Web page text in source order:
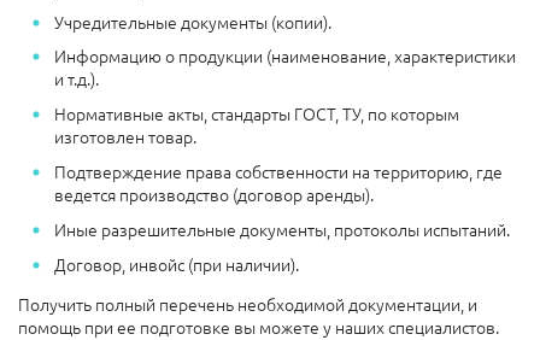
Учредительные документы (копии).
Информацию о продукции (наименование, характеристики
и т.д.).
Нормативные акты, стандарты ГОСТ, ТУ, по которым
изготовлен товар.
Подтверждение права собственности на территорию, где
ведется производство (договор аренды).
Иные разрешительные документы, протоколы испытаний.
Договор, инвойс (при наличии).
Получить полный перечень необходимой документации, и
помощь при ее подготовке вы можете у наших специалистов.